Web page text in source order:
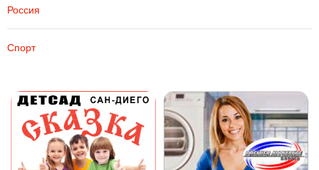
Россия
Спорт